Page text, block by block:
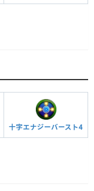
十字エナジーバースト4